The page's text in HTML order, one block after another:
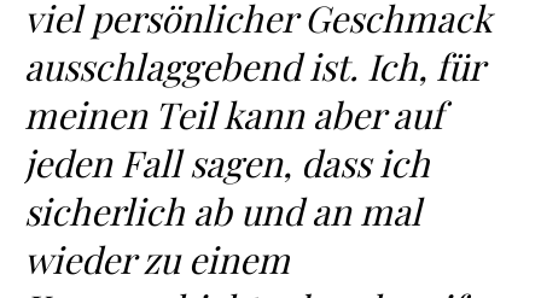
viel persönlicher Geschmack
ausschlaggebend ist. Ich, für
meinen Teil kann aber auf
jeden Fall sagen, dass ich
sicherlich ab und an mal
wieder zu einem